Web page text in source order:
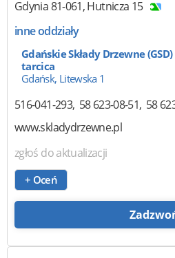
Gdynia81-061,Hutnicza 15
inne oddziały
Gdańskie Składy Drzewne
tarcica
Gdańsk, Litewska 1
516-041-293 58 623-08-51 58
www.skladydrzewne.pl
zgłoś do aktualizacji
+ Oceń